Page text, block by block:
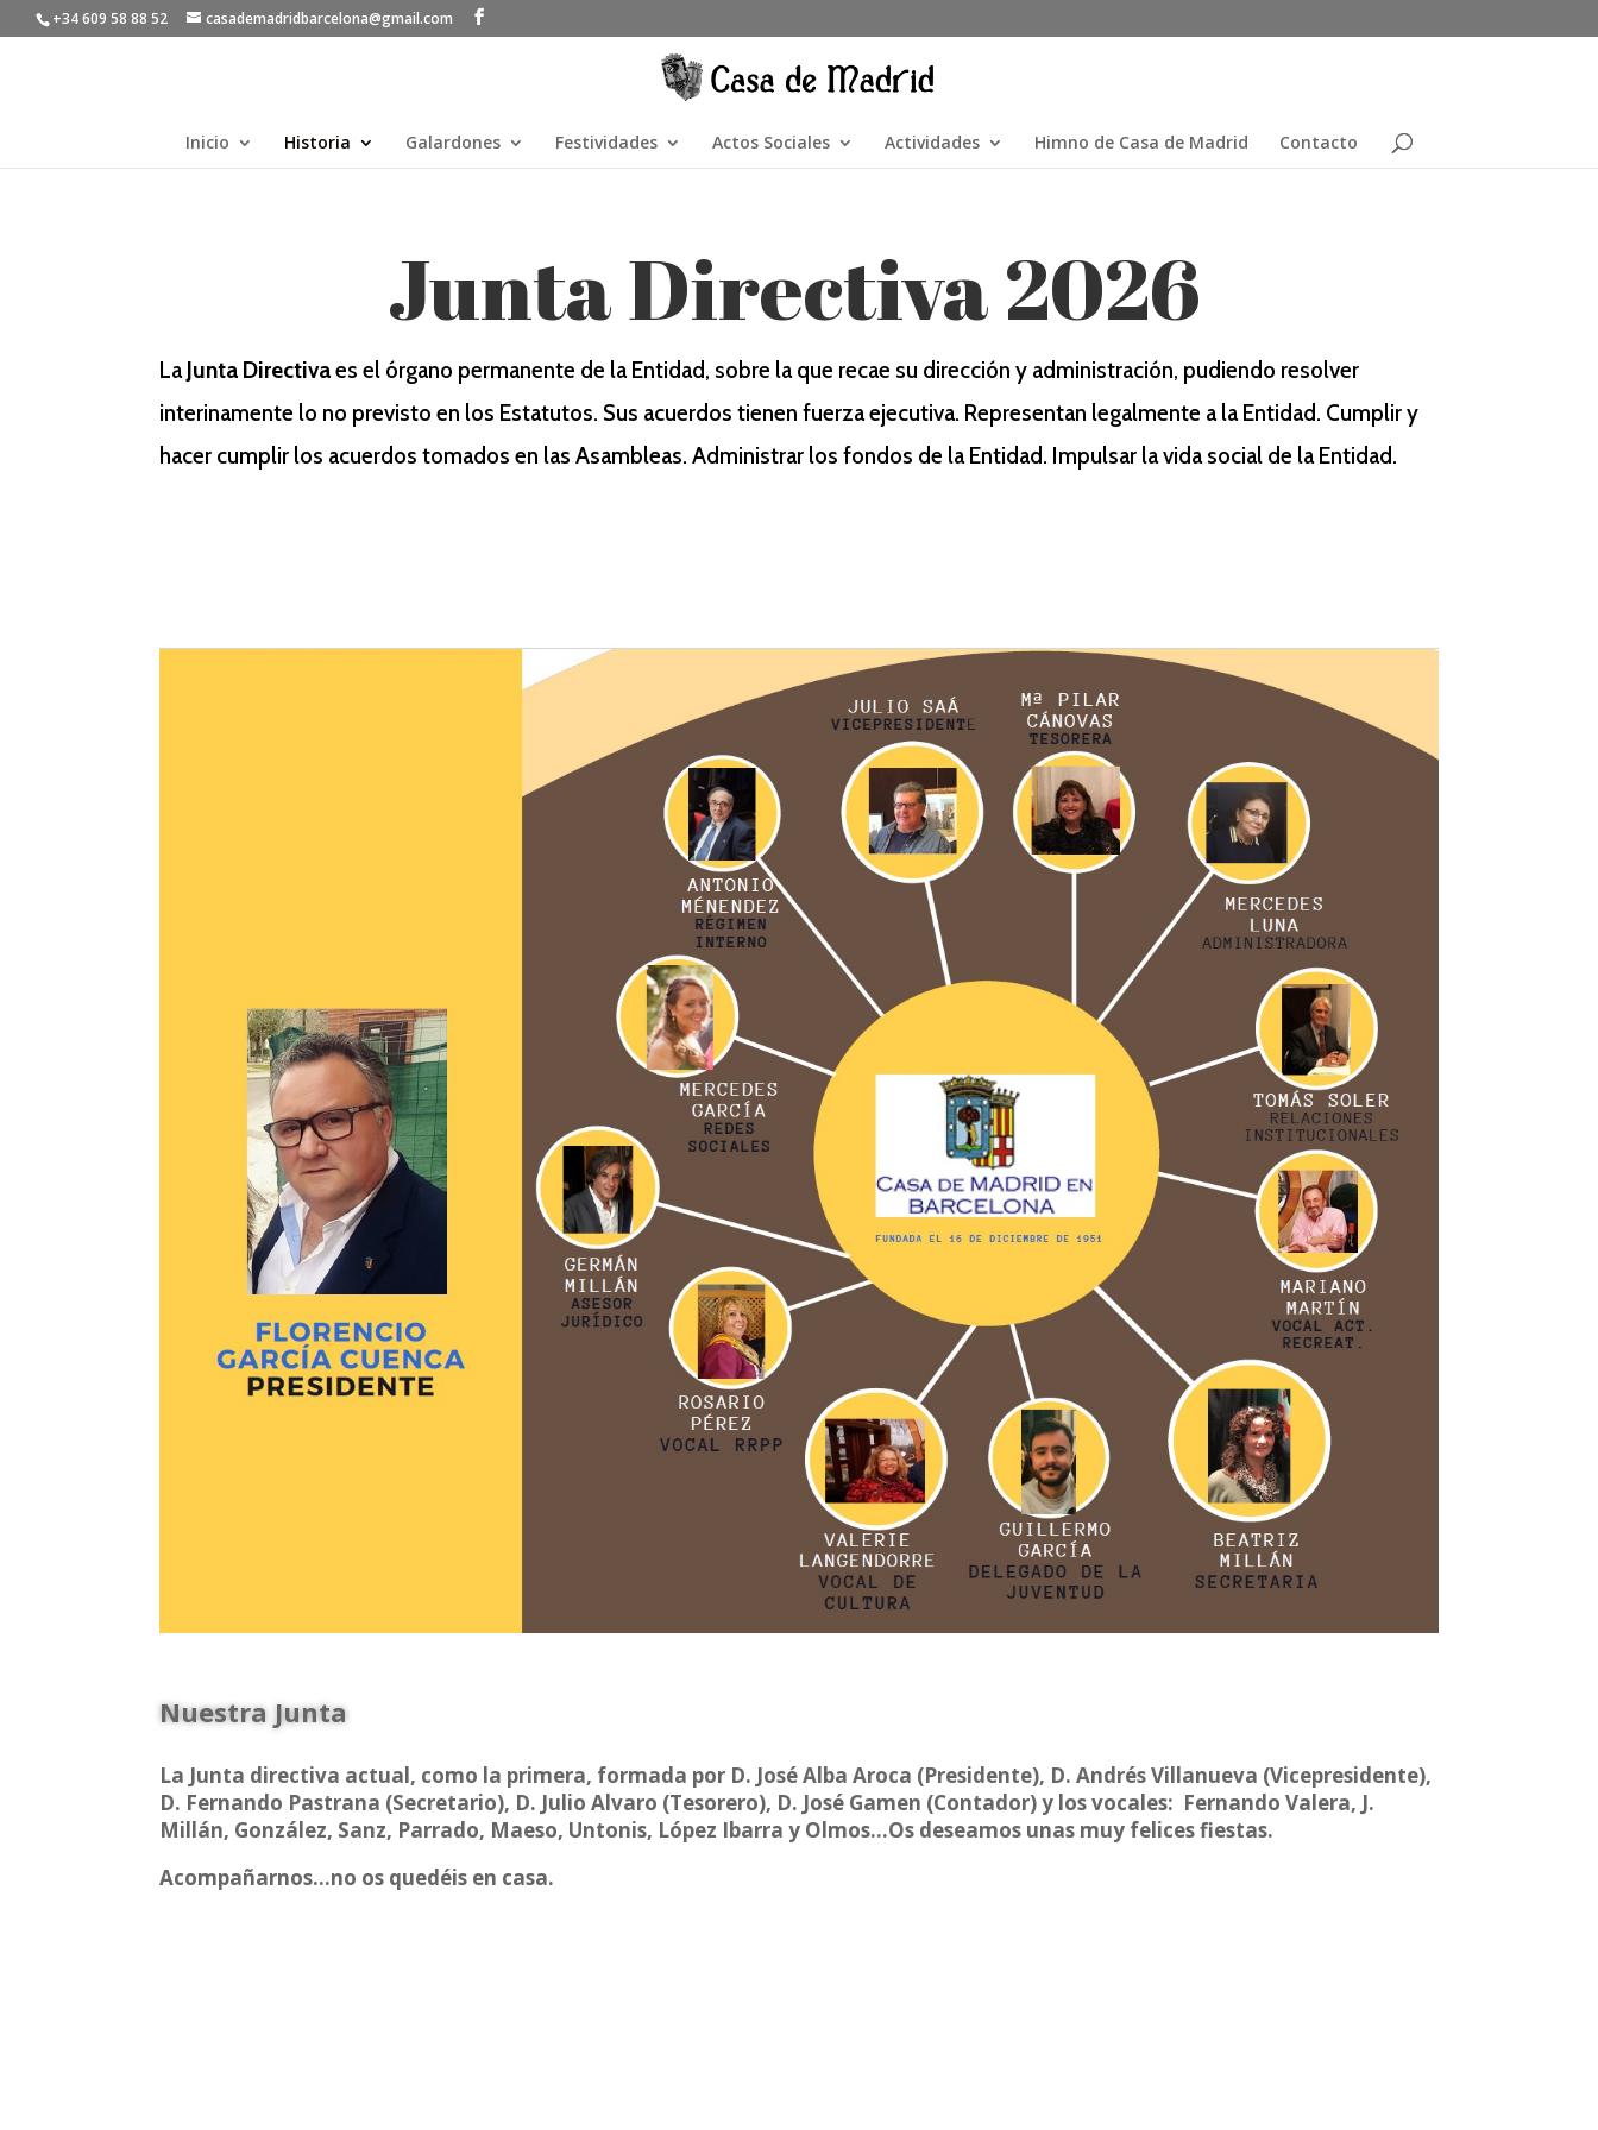
+34 609 58 88 52 casademadridbarcelona@gmail.com
Inicio Historia Galardones Festividades Actos Sociales Actividades Himno de Casa de Madrid Contacto
Junta Directiva 2026
LaJunta Directivaes el órgano permanente de la Entidad, sobre la que recae su dirección y administración, pudiendo resolver
interinamente lo no previsto en los Estatutos. Sus acuerdos tienen fuerza ejecutiva. Representan legalmente a la Entidad. Cumplir y
hacer cumplir los acuerdos tomados en las Asambleas. Administrar los fondos de la Entidad. Impulsar la vida social de la Entidad.
Nuestra Junta
La Junta directiva actual, como la primera, formada por D. José Alba Aroca (Presidente), D. Andrés Villanueva (Vicepresidente),
D. Fernando Pastrana (Secretario), D. Julio Alvaro (Tesorero), D. José Gamen (Contador) y los vocales: Fernando Valera, J.
Millán, González, Sanz, Parrado, Maeso, Untonis, López Ibarra y Olmos…Os deseamos unas muy felices fiestas.
Acompañarnos…no os quedéis en casa.